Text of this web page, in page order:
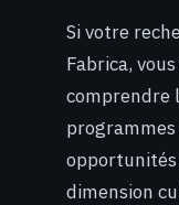
Si votre
Fabrica,
comprendre
programmes
dimension